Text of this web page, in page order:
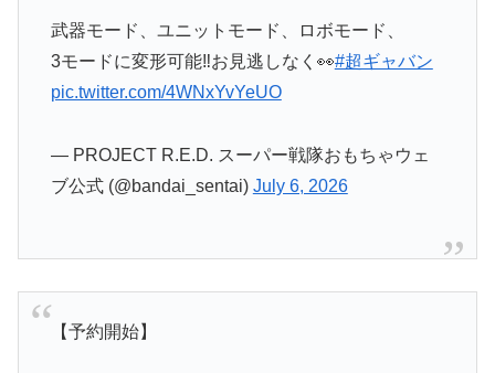
武器モード、ユニットモード、ロボモード、
3モードに変形可能‼️お見逃しなく👀#超ギャバン
pic.twitter.com/4WNxYvYeUO
— PROJECT R.E.D. スーパー戦隊おもちゃウェ
ブ公式 (@bandai_sentai) July 6, 2026
【予約開始】